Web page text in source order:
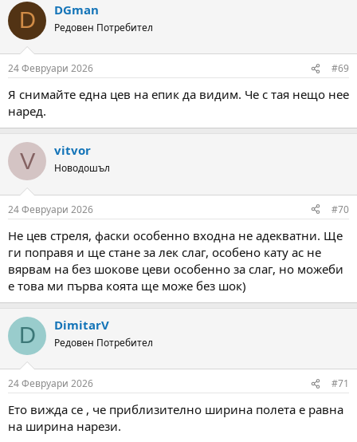
D DGman
Редовен Потребител
24 Февруари 2026 #69
Я снимайте една цев на епик да видим. Че с тая нещо нее
наред.
V vitvor
Новодошъл
24 Февруари 2026 #70
Не цев стреля, фаски особенно входна не адекватни. Ще
ги поправя и ще стане за лек слаг, особено кату ас не
вярвам на без шокове цеви особенно за слаг, но можеби
е това ми първа коята ще може без шок)
D DimitarV
Редовен Потребител
24 Февруари 2026 #71
Ето вижда се , че приблизително ширина полета е равна
на ширина нарези.